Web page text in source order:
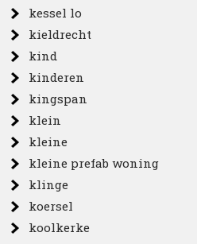
kessel lo
kieldrecht
kind
kinderen
kingspan
klein
kleine
kleine prefab woning
klinge
koersel
koolkerke